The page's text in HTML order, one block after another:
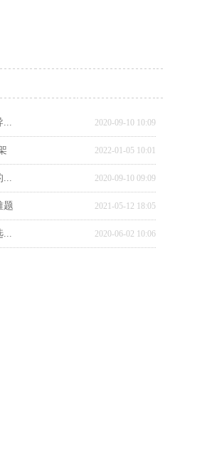
... 2020-09-10 10:09
2022-01-05 10:01
... 2020-09-10 09:09
题 2021-05-12 18:05
... 2020-06-02 10:06